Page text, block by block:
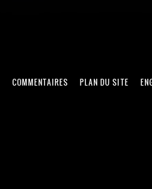
COMMENTAIRES PLAN DU SITE